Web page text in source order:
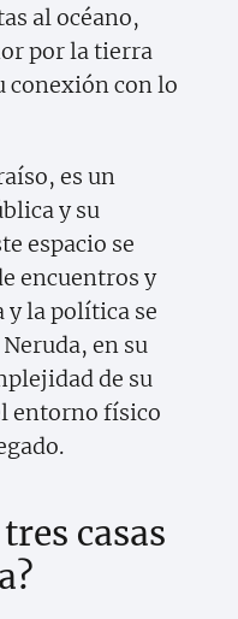
al océano,
por la tierra
conexión con lo
es un
y su
espacio se
encuentros y
y la política se
en su
de su
entorno físico
casas